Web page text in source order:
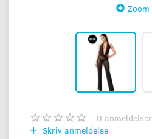
Zoom
0 anmeldelser
Skriv anmeldelse